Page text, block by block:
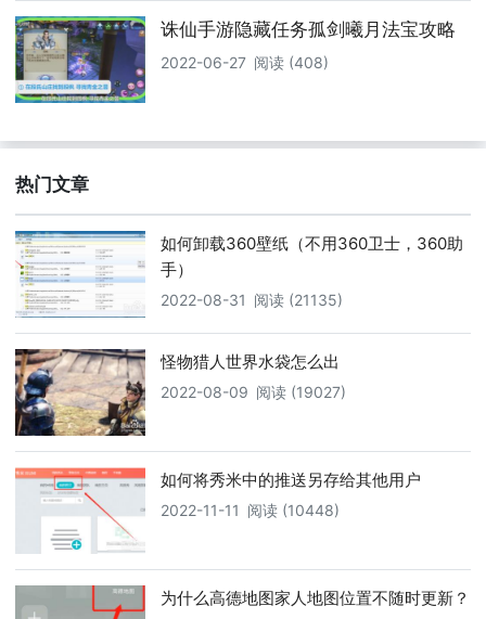
诛仙手游隐藏任务孤剑曦月法宝攻略
2022-06-27 阅读 (408)
热门文章
如何卸载360壁纸（不用360卫士，360助
手）
2022-08-31 阅读 (21135)
怪物猎人世界水袋怎么出
2022-08-09 阅读 (19027)
如何将秀米中的推送另存给其他用户
2022-11-11 阅读 (10448)
为什么高德地图家人地图位置不随时更新？